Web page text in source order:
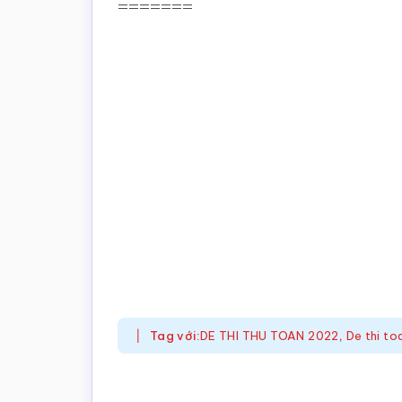
=======
Tag với:DE THI THU TOAN 2022, De thi